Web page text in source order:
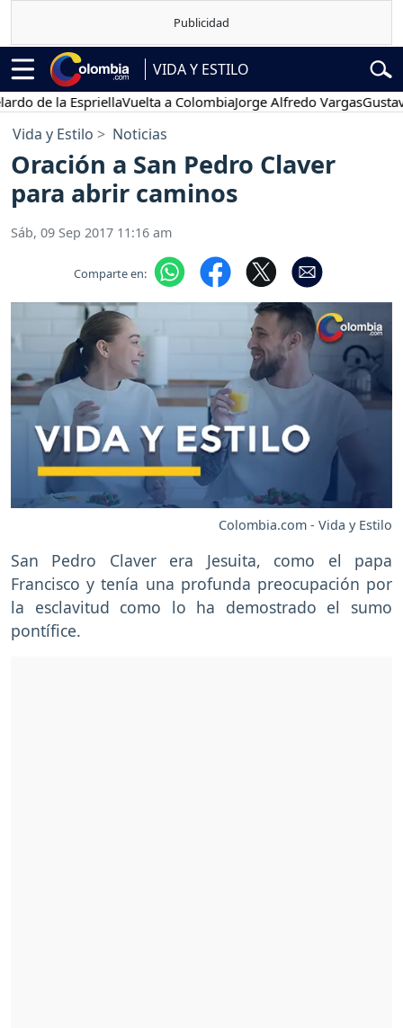
VIDA Y ESTILO
la EspriellaVuelta a ColombiaJorge Alfredo VargasGustavo
Vida y Estilo Noticias
Oración a San Pedro Claver
para abrir caminos
Sáb, 09 Sep 2017 11:16 am
Comparte en:
Colombia.com - Vida y Estilo
San Pedro Claver era Jesuita, como el papa
Francisco y tenía una profunda preocupación por
la esclavitud como lo ha demostrado el sumo
pontífice.